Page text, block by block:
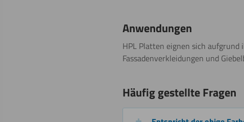
Beschriften
Beschichten
Anwendungen
HPL Platten eignen sich
Fassadenverkleidungen und
Häufig gestellte Fragen